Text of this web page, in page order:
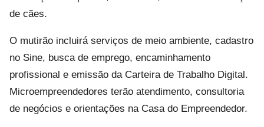
de cães.
O mutirão incluirá serviços de meio ambiente, cadastro
no Sine, busca de emprego, encaminhamento
profissional e emissão da Carteira de Trabalho Digital.
Microempreendedores terão atendimento, consultoria
de negócios e orientações na Casa do Empreendedor.